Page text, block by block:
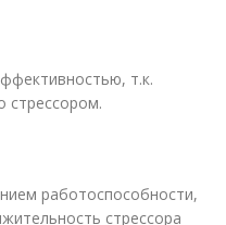
т.к.
стрессором.
работоспособности,
стрессора